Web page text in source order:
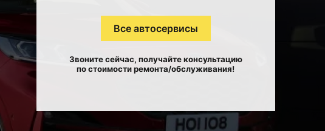
Все автосервисы
Звоните сейчас, получайте консультацию
по стоимости ремонта/обслуживания!